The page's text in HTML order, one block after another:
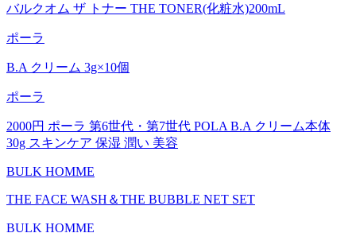
バルクオム ザ トナー THE TONER(化粧水)200mL
ポーラ
B.A クリーム 3g×10個
ポーラ
2000円 ポーラ 第6世代・第7世代 POLA B.A クリーム本体
30g スキンケア 保湿 潤い 美容
BULK HOMME
THE FACE WASH＆THE BUBBLE NET SET
BULK HOMME